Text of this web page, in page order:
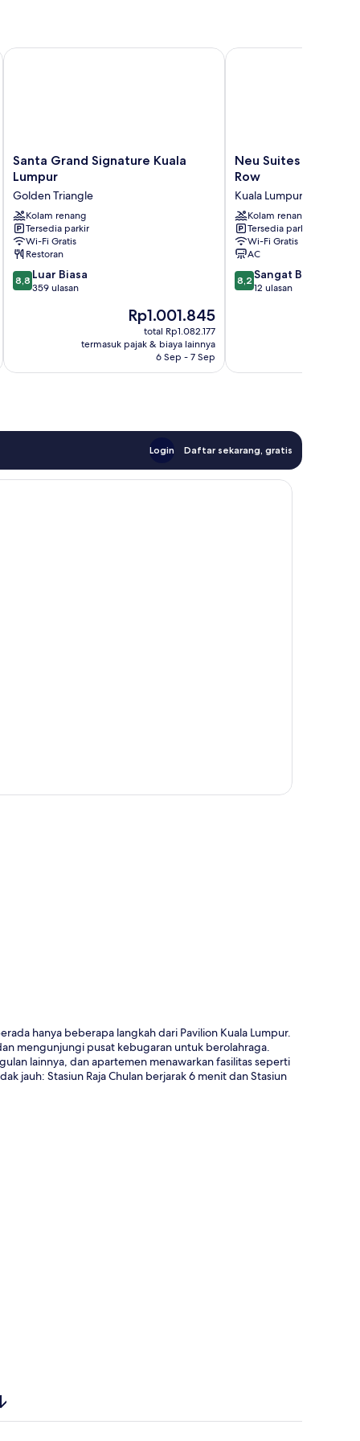
Santa
Grand
Signature
Kuala
Lumpur
Golden
Triangle
Santa Grand Signature Kuala
Lumpur
Golden Triangle
Kolam renang
Tersedia parkir
Wi-Fi Gratis
Restoran
8.8
dari
8,8 Luar Biasa
359 ulasan
Harga
sekarang
Rp1.001.845
Rp1.001.845
total Rp1.082.177
termasuk pajak & biaya lainnya
6 Sep - 7 Sep
Santa Grand Signature Kuala Lumpur
Neu
Suites
Embassy
Row
Kuala
Lumpur
Neu Suites
Row
Kuala Lumpur
Kolam renang
Tersedia parkir
Wi-Fi Gratis
AC
8.2
dari
8,2 Sangat Baik
12 ulasan
Neu Suites Residence,
Login Daftar sekarang, gratis
hanya beberapa langkah dari Pavilion Kuala Lumpur.
mengunjungi pusat kebugaran untuk berolahraga.
lainnya, dan apartemen menawarkan fasilitas seperti
jauh: Stasiun Raja Chulan berjarak 6 menit dan Stasiun